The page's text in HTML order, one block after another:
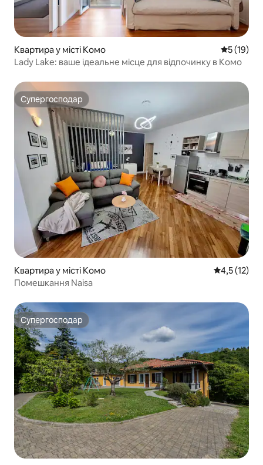
Квартира у місті Комо Середня
5 (19)
Lady Lake: ваше ідеальне місце для відпочинку в Комо
Супергосподар
Супергосподар
Квартира у місті Комо Середня
4,5 (12)
Помешкання Naisa
Супергосподар
Супергосподар